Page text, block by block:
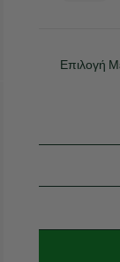
Επιλογή